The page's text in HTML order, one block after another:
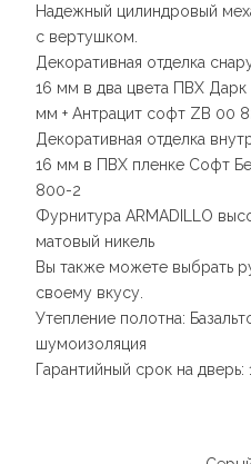
Надежный цилиндровый
с вертушком.
Декоративная отделка
16 мм в два цвета ПВХ
мм + Антрацит софт ZB 00
Декоративная отделка
16 мм в ПВХ пленке Софт
800-2
Фурнитура ARMADILLO
матовый никель
Вы также можете выбрать
своему вкусу.
Утепление полотна:
шумоизоляция
Гарантийный срок на дверь: